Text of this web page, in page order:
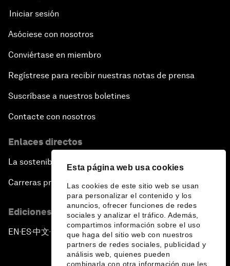
Esta página web usa cookies
Las cookies de este sitio web se usan
para personalizar el contenido y los
anuncios, ofrecer funciones de redes
sociales y analizar el tráfico. Además,
compartimos información sobre el uso
que haga del sitio web con nuestros
partners de redes sociales, publicidad y
análisis web, quienes pueden
combinarla con otra información que les
Iniciar sesión
Asóciese con nosotros
Conviértase en miembro
Regístrese para recibir nuestras notas de prensa
Suscríbase a nuestros boletines
Contacte con nosotros
Enlaces directos
La sostenibilidad en el Foro
Carreras profesionales
Ediciones en otros idiomas
EN ▪ ES▪中文▪ 日本語